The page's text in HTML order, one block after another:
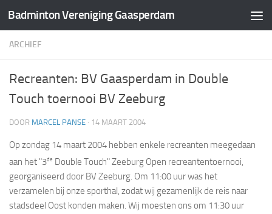
Doorgaan naar inhoud
Badminton Vereniging Gaasperdam
ARCHIEF
Recreanten: BV Gaasperdam in Double
Touch toernooi BV Zeeburg
DOOR MARCEL PANSE · 14 MAART 2004
Op zondag 14 maart 2004 hebben enkele recreanten meegedaan
aan het "3de Double Touch" Zeeburg Open recreantentoernooi,
georganiseerd door BV Zeeburg. Om 11:00 uur was het
verzamelen bij onze sporthal, zodat wij gezamenlijk de reis naar
stadsdeel Oost konden maken. Wij moesten ons om 11:30 uur